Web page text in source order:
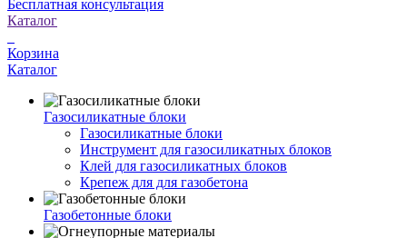
Бесплатная консультация
Каталог
Корзина
Каталог
Газосиликатные блоки
Газосиликатные блоки
Инструмент для газосиликатных блоков
Клей для газосиликатных блоков
Крепеж для для газобетона
Газобетонные блоки